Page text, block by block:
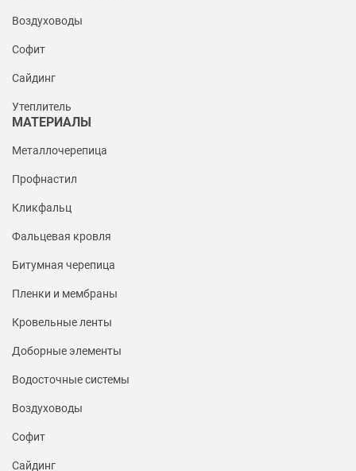
Воздуховоды
Софит
Сайдинг
Утеплитель
МАТЕРИАЛЫ
Металлочерепица
Профнастил
Кликфальц
Фальцевая кровля
Битумная черепица
Пленки и мембраны
Кровельные ленты
Доборные элементы
Водосточные системы
Воздуховоды
Софит
Сайдинг